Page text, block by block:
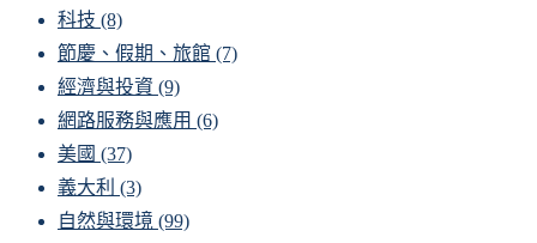
科技 (8)
節慶、假期、旅館 (7)
經濟與投資 (9)
網路服務與應用 (6)
美國 (37)
義大利 (3)
自然與環境 (99)